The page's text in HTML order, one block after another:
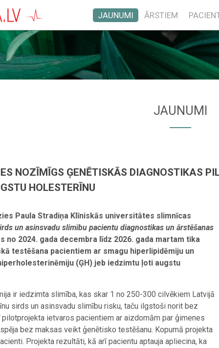
JAUNUMI ĀRSTIEM
JAUNUMI
NOZĪMĪGS ĢENĒTISKĀS DIAGNOSTIKAS
HOLESTERĪNU
Paula Stradiņa Klīniskās universitātes slimnīcas
un asinsvadu slimību pacientu diagnostikas un ārstēšanas
no 2024. gada decembra līdz 2026. gada martam tika
testēšana pacientiem ar smagu hiperlipidēmiju un
(ĢH) jeb iedzimtu ļoti augstu
ir iedzimta slimība, kas skar 1 no 250-300 cilvēkiem Latvijā
sirds un asinsvadu slimību risku, taču ilgstoši norit bez
ietvaros pacientiem ar aizdomām par ģimenes
bez maksas veikt ģenētisko testēšanu. Kopumā projekta
Projekta rezultāti, kā arī pacientu aptauja apliecina, ka